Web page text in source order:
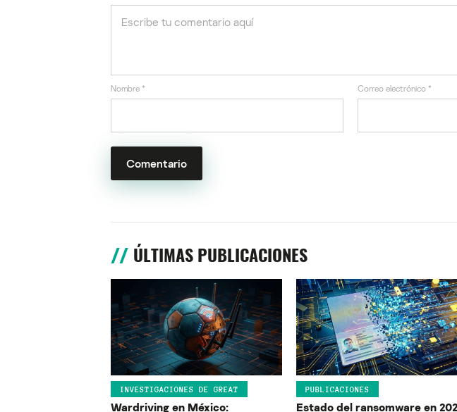
Nombre * Correo electrónico *
ÚLTIMAS PUBLICACIONES
INVESTIGACIONES DE GREAT
Wardriving en México:
PUBLICACIONES
Estado del ransomware en